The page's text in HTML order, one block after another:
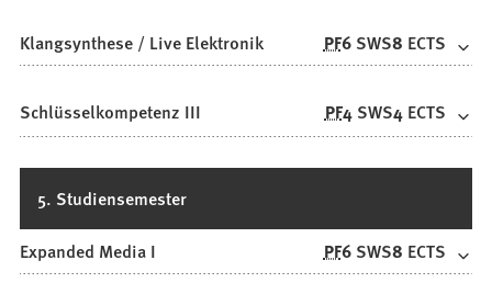
Klangsynthese / Live Elektronik PF6 SWS8 ECTS
Schlüsselkompetenz III PF4 SWS4 ECTS
5. Studiensemester
Expanded Media I PF6 SWS8 ECTS